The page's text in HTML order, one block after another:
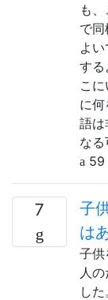
も
で
よ
する
こ
に
語は
なる
59
7
子
は
子供
人
し